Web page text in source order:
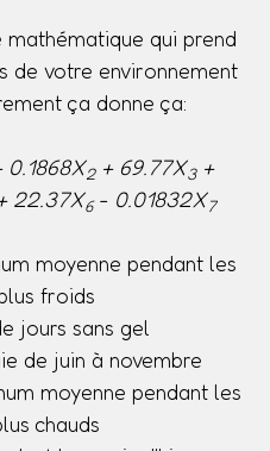
qui prend
de votre environnement
ça donne ça:
2+ 69.77X3+
22.37X6- 0.01832X7
moyenne pendant les
froids
jours sans gel
de juin à novembre
moyenne pendant les
chauds